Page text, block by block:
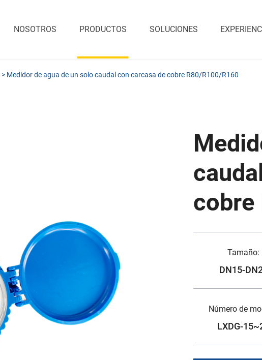
NOSOTROS PRODUCTOS SOLUCIONES
> Medidor de agua de un solo caudal con carcasa de cobre R80/R100/R160
cobre
Tamaño:
DN15-
Número de
LXDG-